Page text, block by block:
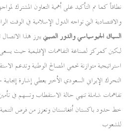
نطاقاً كما تم التأكيد على أهمية التعاون المشترك
والاقتصادية التي تواجه الدول الإسلامية في الوقت
السياق الجيوسياسي والدور الصينييبرز هذا
لبكين كمركز لصناعة التفاهمات الإقليمية حيث يسعى
استراتيجية متوازنة تحمي المصالح الوطنية وتدعم
التحرك الإيراني السعودي الأخير يعطي إشارة
تفاهمات شاملة تنهي حالة الاستقطاب وتسهم في تأمين
خط حدود باكستان أفغانستان وتعزز من فرص التنمية
للشعوب